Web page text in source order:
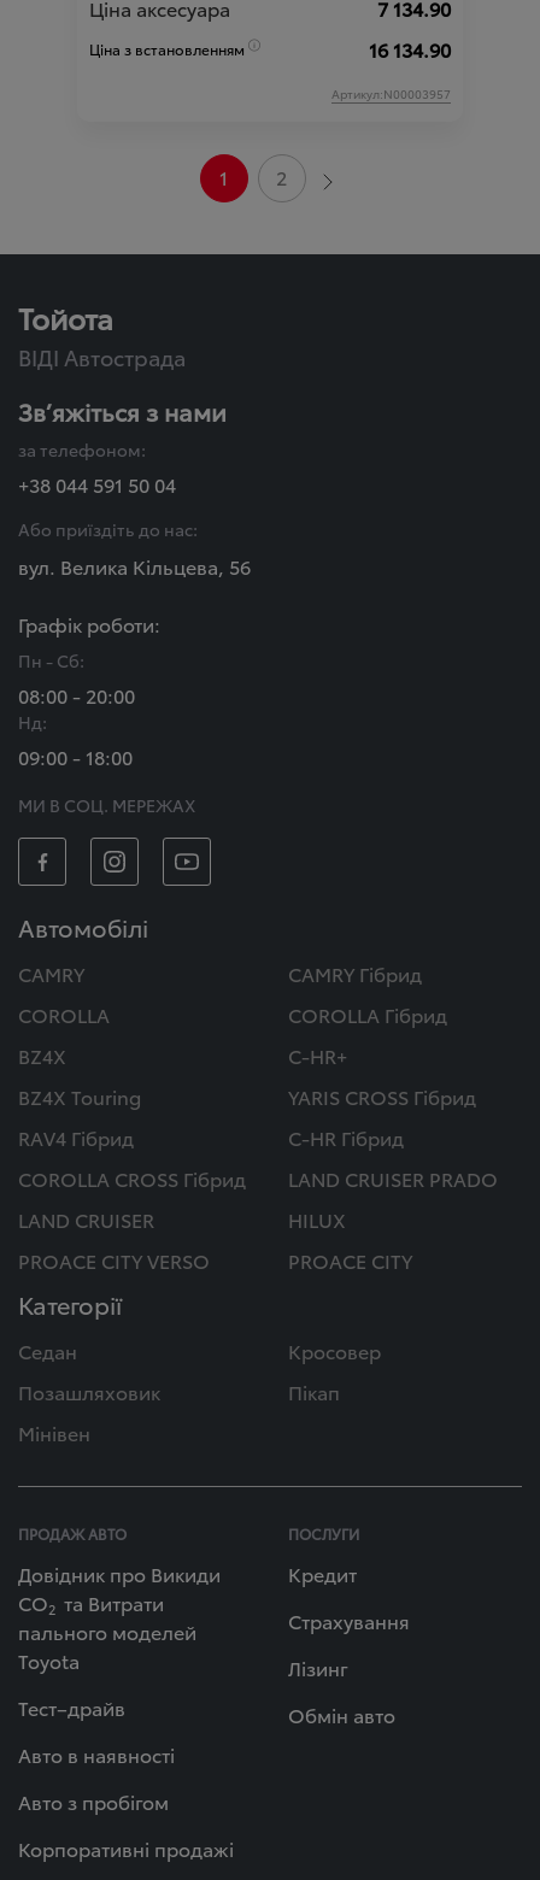
Ціна аксесуара 7 134.90
Ціна з встановленням 16 134.90
Артикул:N00003957
1 2
Тойота
ВІДІ Автострада
Зв’яжіться з нами
за телефоном:
+38 044 591 50 04
Або приїздіть до нас:
вул. Велика Кільцева, 56
Графік роботи:
Пн - Сб:
08:00 - 20:00
Нд:
09:00 - 18:00
МИ В СОЦ. МЕРЕЖАХ
Автомобілі
CAMRY
CAMRY Гібрид
COROLLA
COROLLA Гібрид
BZ4X
C-HR+
BZ4X Touring
YARIS CROSS Гібрид
RAV4 Гібрид
C-HR Гібрид
COROLLA CROSS Гібрид
LAND CRUISER PRADO
LAND CRUISER
HILUX
PROACE CITY VERSO
PROACE CITY
Категорії
Седан
Кросовер
Позашляховик
Пікап
Мінівен
ПРОДАЖ АВТО
Довідник про Викиди
СО2 та Витрати
пального моделей
Toyota
Тест–драйв
Авто в наявності
Авто з пробігом
Корпоративні продажі
ПОСЛУГИ
Кредит
Страхування
Лізинг
Обмін авто